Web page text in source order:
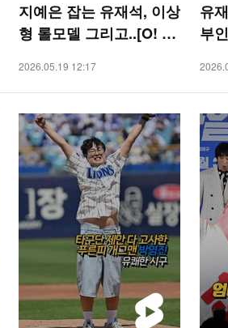
지예은 잡는 유재석, 이상
형 롤모델 그리고..[O! ST
2026.05.19 12:17
유
부